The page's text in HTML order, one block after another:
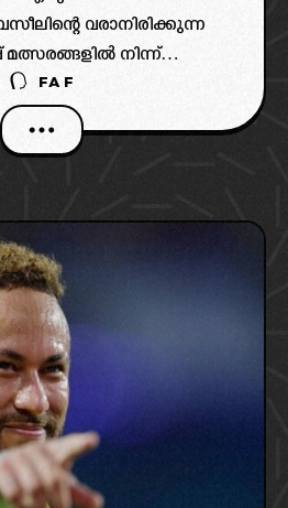
വരാനിരിക്കുന്ന
നിന്ന്
ഫിഫ പ്രസിഡന്റ് ജിയാനി
അയച്ച കത്തിൽ ബ്രസീൽ
FAF